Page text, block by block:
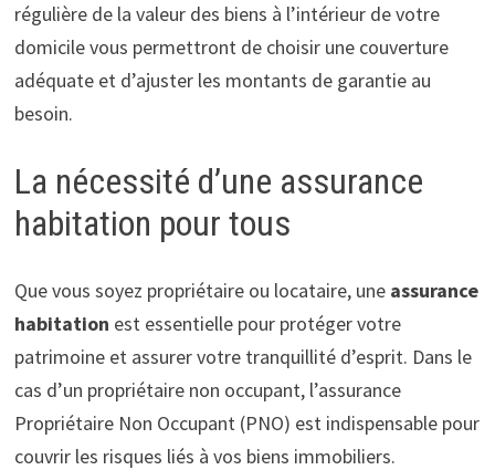
régulière de la valeur des biens à l’intérieur de votre
domicile vous permettront de choisir une couverture
adéquate et d’ajuster les montants de garantie au
besoin.
La nécessité d’une assurance
habitation pour tous
Que vous soyez propriétaire ou locataire, une assurance
habitation est essentielle pour protéger votre
patrimoine et assurer votre tranquillité d’esprit. Dans le
cas d’un propriétaire non occupant, l’assurance
Propriétaire Non Occupant (PNO) est indispensable pour
couvrir les risques liés à vos biens immobiliers.